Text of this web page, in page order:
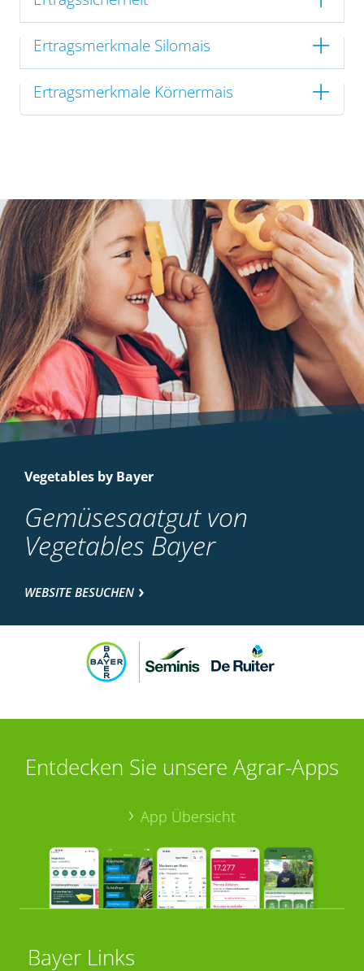
Ertragsmerkmale Silomais
Ertragsmerkmale Körnermais
Vegetables by Bayer
Gemüsesaatgut von
Vegetables Bayer
WEBSITE BESUCHEN
Entdecken Sie unsere Agrar-Apps
App Übersicht
Bayer Links